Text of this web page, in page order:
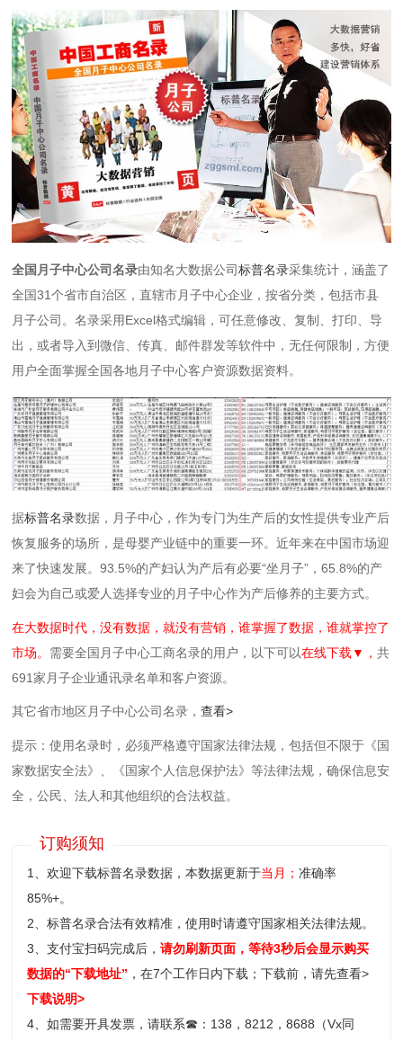
全国月子中心公司名录由知名大数据公司标普名录采集统计，涵盖了
全国31个省市自治区，直辖市月子中心企业，按省分类，包括市县
月子公司。名录采用Excel格式编辑，可任意修改、复制、打印、导
出，或者导入到微信、传真、邮件群发等软件中，无任何限制 ，方便
用户全面掌握全国各地月子中心客户资源数据资料。
据标普名录数据，月子中心，作为专门为生产后的女性提供专业产后
恢复服务的场所，是母婴产业链中的重要一环。近年来在中国市场迎
来了快速发展。93.5%的产妇认为产后有必要“坐月子”，65.8%的产
妇会为自己或爱人选择专业的月子中心作为产后修养的主要方式。
在大数据时代，没有数据，就没有营销，谁掌握了数据，谁就掌控了
市场。 需要全国月子中心工商名录的用户，以下可以在线下载▼，共
691家月子企业通讯录名单和客户资源。
其它省市地区月子中心公司名录，查看>
提示：使用名录时，必须严格遵守国家法律法规，包括但不限于《国
家数据安全法》、《国家个人信息保护法》等‌法律法规，确保信息安
全，公民、法人和其他组织的合法权益。
订购须知
1、欢迎下载标普名录数据，本数据更新于当月；准确率
85%+。
2、标普名录合法有效精准，使用时请遵守国家相关法律法规。
3、支付宝扫码完成后，请勿刷新页面，等待3秒后会显示购买
数据的“下载地址” ，在7个工作日内下载；下载前，请先查看>
下载说明>
4、如需要开具发票，请联系☎ ：138，8212，8688（Vx同